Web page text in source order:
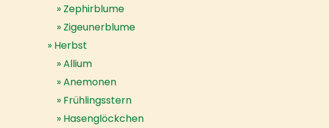
Zephirblume
Zigeunerblume
Herbst
Allium
Anemonen
Frühlingsstern
Hasenglöckchen